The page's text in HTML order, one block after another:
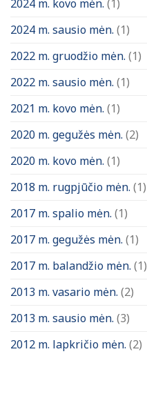
2024 m. kovo mėn. (1)
2024 m. sausio mėn. (1)
2022 m. gruodžio mėn. (1)
2022 m. sausio mėn. (1)
2021 m. kovo mėn. (1)
2020 m. gegužės mėn. (2)
2020 m. kovo mėn. (1)
2018 m. rugpjūčio mėn. (1)
2017 m. spalio mėn. (1)
2017 m. gegužės mėn. (1)
2017 m. balandžio mėn. (1)
2013 m. vasario mėn. (2)
2013 m. sausio mėn. (3)
2012 m. lapkričio mėn. (2)